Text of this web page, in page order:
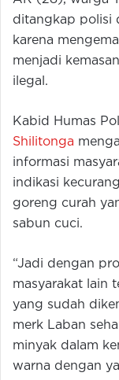
ditangkap polisi
karena
menjadi
ilegal.
Kabid Humas
Shilitonga
informasi
indikasi
goreng curah
sabun cuci.
“Jadi dengan
masyarakat lain
yang sudah
merk Laban
minyak dalam
warna dengan